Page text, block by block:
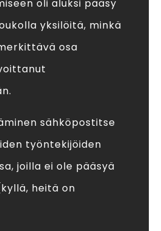
oli aluksi pääsy
yksilöitä, minkä
osa
sähköpostitse
työntekijöiden
joilla ei ole pääsyä
heitä on